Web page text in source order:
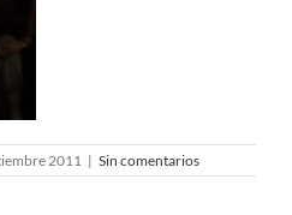
2011 | Sin comentarios